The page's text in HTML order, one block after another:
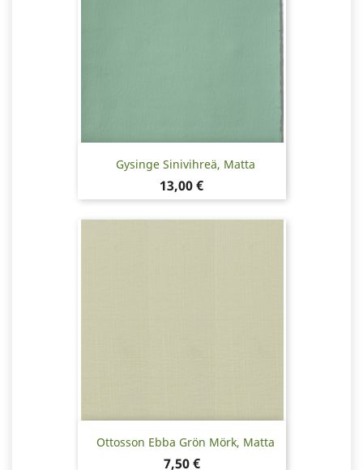
Gysinge Sinivihreä, Matta
Hinta
13,00 €
Ottosson Ebba Grön Mörk, Matta
Hinta
7,50 €